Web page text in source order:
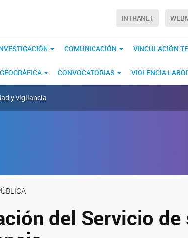
INTRANET
COMUNICACIÓN VINCULACIÓN
CONVOCATORIAS VIOLENCIA
y vigilancia
del Servicio de